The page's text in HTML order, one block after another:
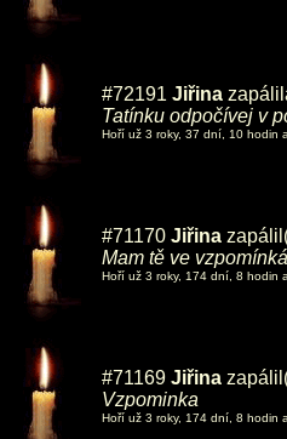
#72191 Jiřina
Tatínku odpočívej v
Hoří už 3 roky, 37 dní, 10 hodin
#71170 Jiřina
Mam tě ve
Hoří už 3 roky, 174 dní, 8 hodin
#71169 Jiřina
Vzpominka
Hoří už 3 roky, 174 dní, 8 hodin